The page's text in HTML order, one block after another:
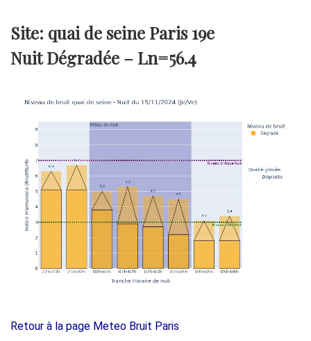
Site: quai de seine Paris 19e
Nuit Dégradée – Ln=56.4
Retour à la page Meteo Bruit Paris